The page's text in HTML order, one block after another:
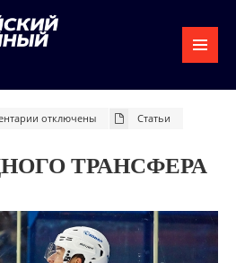
к
трансфера
отключены Статьи
ТРАНСФЕРА